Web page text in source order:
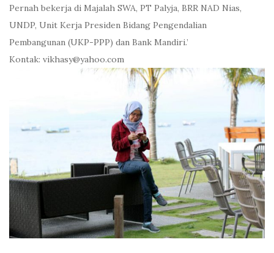
Pernah bekerja di Majalah SWA, PT Palyja, BRR NAD Nias,
UNDP, Unit Kerja Presiden Bidang Pengendalian
Pembangunan (UKP-PPP) dan Bank Mandiri.’
Kontak: vikhasy@yahoo.com